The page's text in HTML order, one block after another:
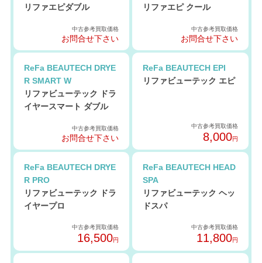
リファエピダブル
中古参考買取価格
お問合せ下さい
リファエピ クール
中古参考買取価格
お問合せ下さい
ReFa BEAUTECH DRYE
R SMART W
リファビューテック ドラ
イヤースマート ダブル
中古参考買取価格
お問合せ下さい
ReFa BEAUTECH EPI
リファビューテック エピ
中古参考買取価格
8,000円
ReFa BEAUTECH DRYE
R PRO
リファビューテック ドラ
イヤープロ
中古参考買取価格
16,500円
ReFa BEAUTECH HEAD
SPA
リファビューテック ヘッ
ドスパ
中古参考買取価格
11,800円